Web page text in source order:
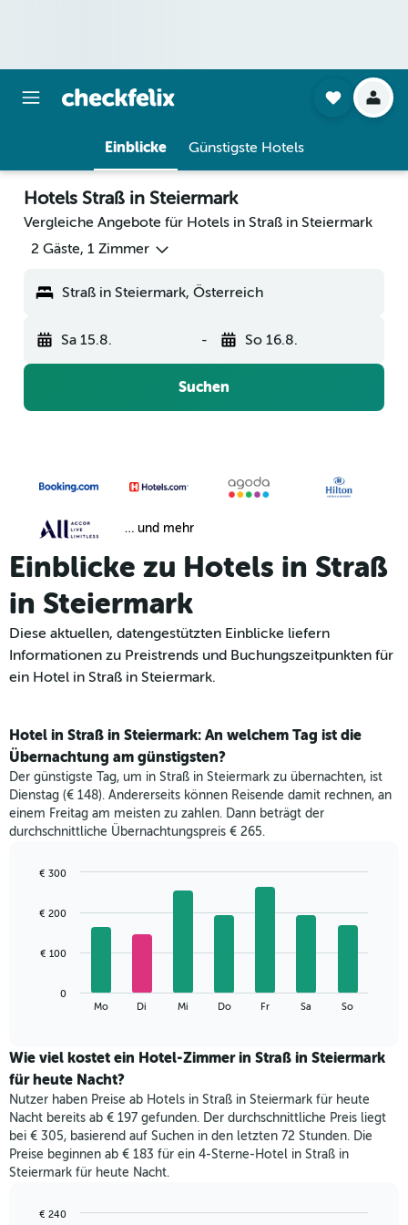
Einblicke Günstigste Hotels
Hotels Straß in Steiermark
Vergleiche Angebote für Hotels in Straß in Steiermark
2 Gäste, 1 Zimmer
Straß in Steiermark, Österreich
Sa 15.8. - So 16.8.
Suchen
… und mehr
Einblicke zu Hotels in Straß
in Steiermark
Diese aktuellen, datengestützten Einblicke liefern
Informationen zu Preistrends und Buchungszeitpunkten für
ein Hotel in Straß in Steiermark.
Hotel in Straß in Steiermark: An welchem Tag ist die
Übernachtung am günstigsten?
Der günstigste Tag, um in Straß in Steiermark zu übernachten, ist
Dienstag (€ 148). Andererseits können Reisende damit rechnen, an
einem Freitag am meisten zu zahlen. Dann beträgt der
durchschnittliche Übernachtungspreis € 265.
with
bars.
folgende
den
durchschnittlichen
Preis
eines
Zimmers
für
den
jeweiligen
Das
Mo Di Mi Do Fr Sa So
0
€ 100
€ 200
€ 300
Wie viel kostet ein Hotel-Zimmer in Straß in Steiermark
für heute Nacht?
Nutzer haben Preise ab Hotels in Straß in Steiermark für heute
Nacht bereits ab € 197 gefunden. Der durchschnittliche Preis liegt
bei € 305, basierend auf Suchen in den letzten 72 Stunden. Die
Preise beginnen ab € 183 für ein 4-Sterne-Hotel in Straß in
Steiermark für heute Nacht.
€ 240